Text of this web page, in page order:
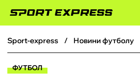
ФУТБОЛ
sport-express новини футболу
ФУТБОЛ